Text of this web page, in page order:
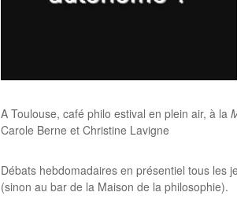
A Toulouse, café philo estival en plein air, à la
Carole Berne et Christine Lavigne
Débats hebdomadaires en présentiel tous les
(sinon au bar de la Maison de la philosophie).